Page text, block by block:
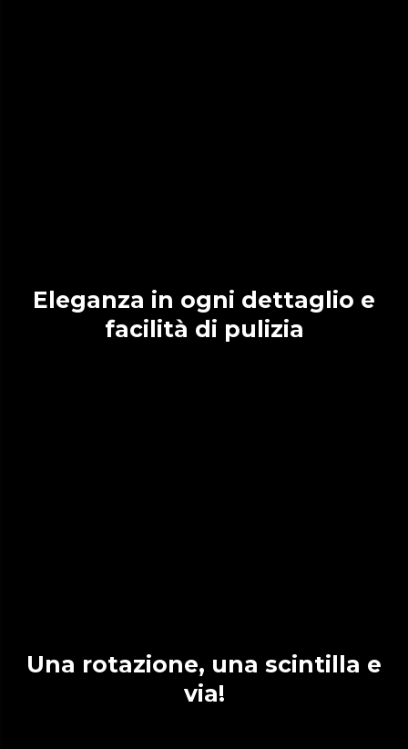
Eleganza in ogni dettaglio e
facilità di pulizia
Una rotazione, una scintilla e
via!